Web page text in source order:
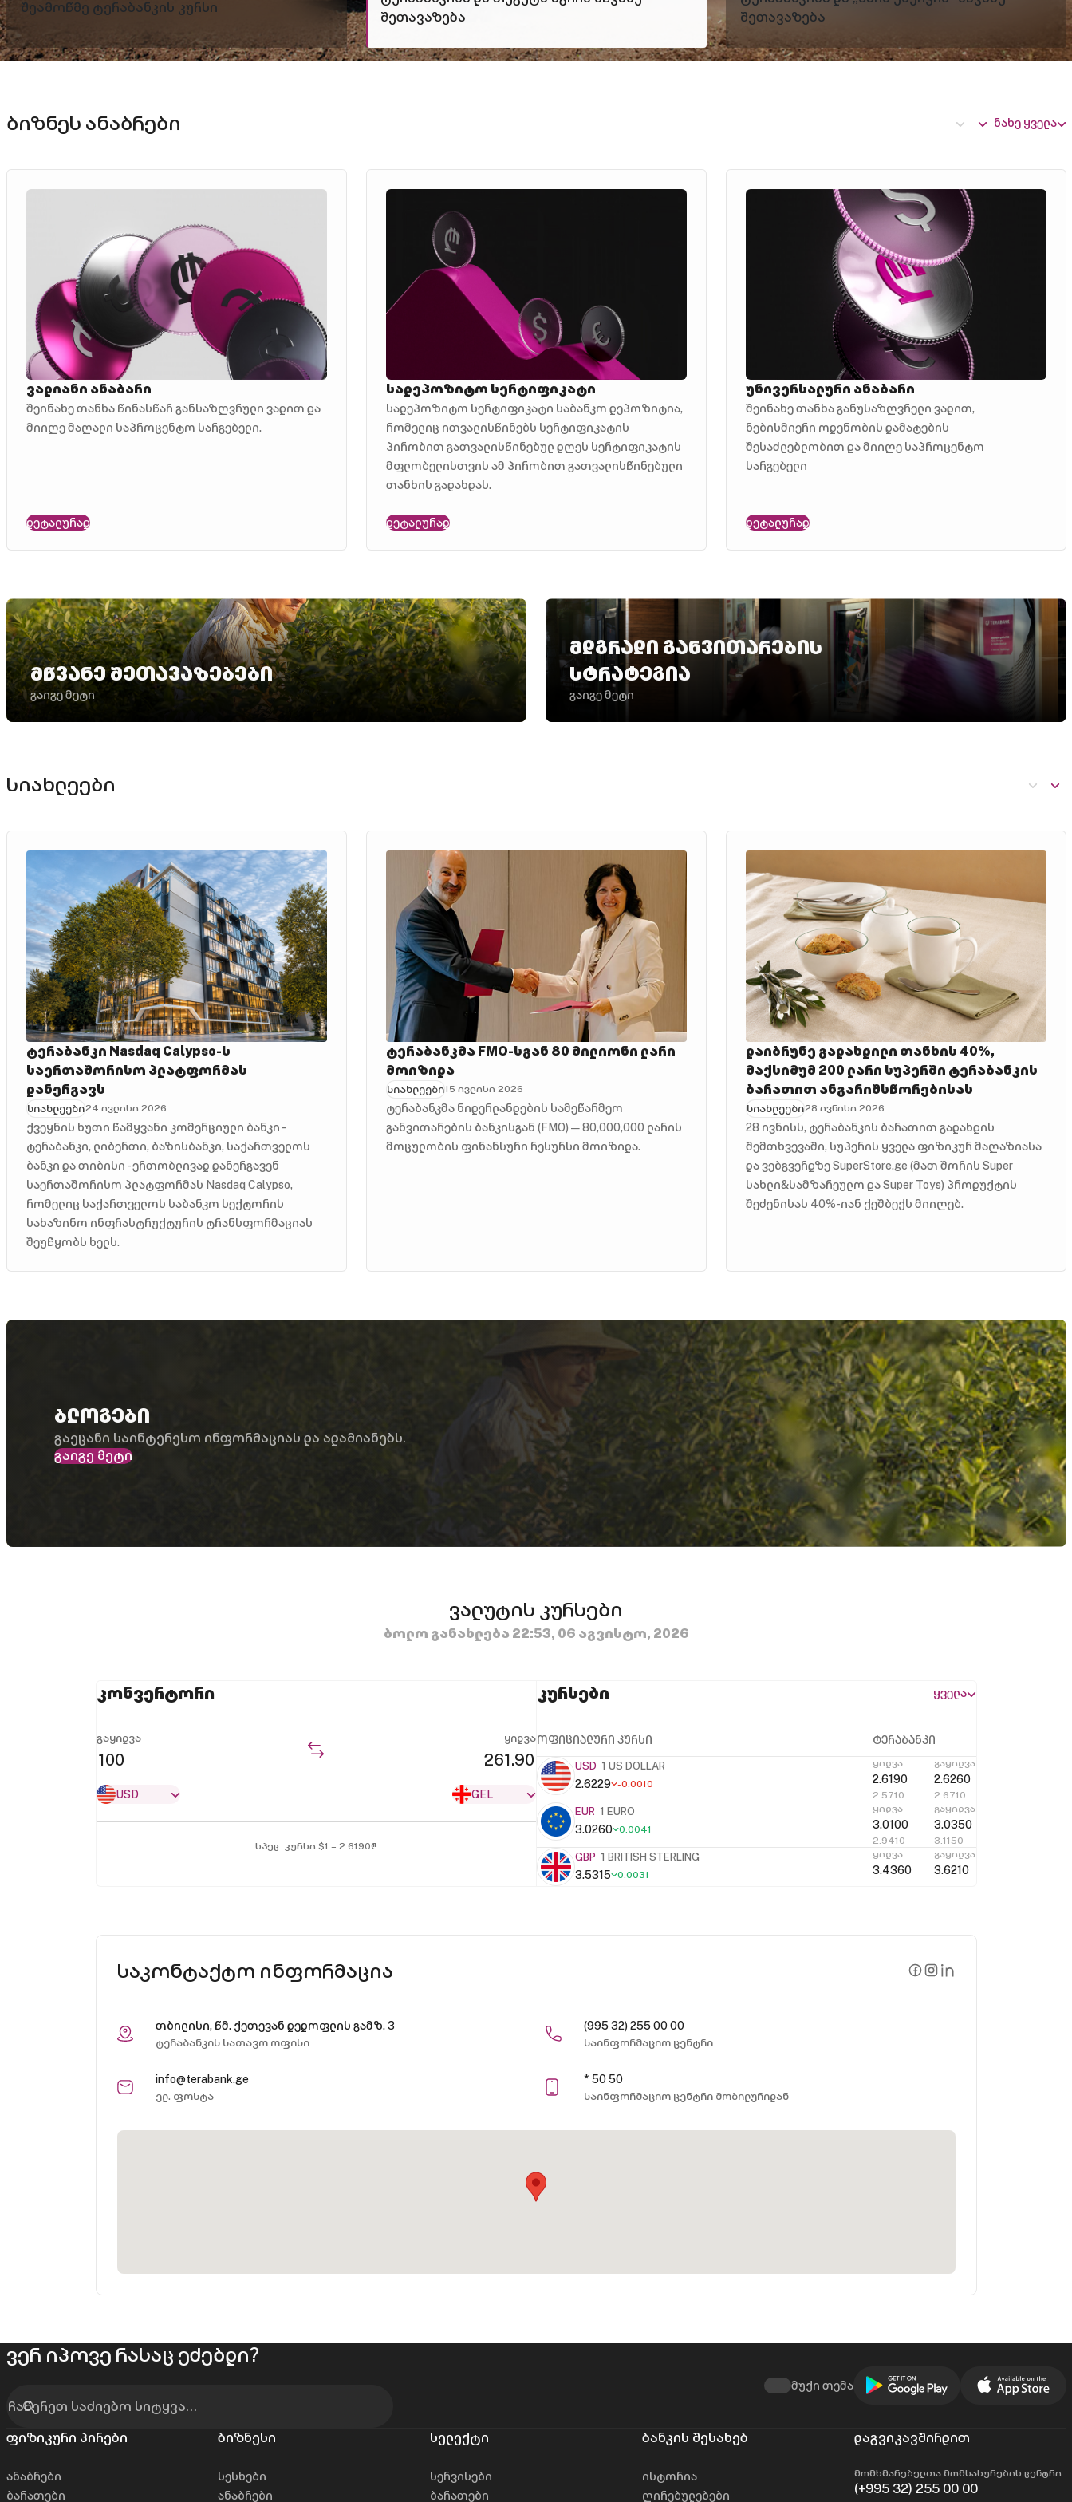
შეამოწმე ტერაბანკის კურსი
შეთავაზება
შეთავაზება
ბიზნეს ანაბრები ნახე ყველა
ვადიანი ანაბარი
შეინახე თანხა წინასწარ განსაზღვრული ვადით და
მიიღე მაღალი საპროცენტო სარგებელი.
დეტალურად
სადეპოზიტო სერტიფიკატი
სადეპოზიტო სერტიფიკატი საბანკო დეპოზიტია,
რომელიც ითვალისწინებს სერტიფიკატის
პირობით გათვალისწინებულ დღეს სერტიფიკატის
მფლობელისთვის ამ პირობით გათვალისწინებული
თანხის გადახდას.
დეტალურად
უნივერსალური ანაბარი
შეინახე თანხა განუსაზღვრელი ვადით,
ნებისმიერი ოდენობის დამატების
შესაძლებლობით და მიიღე საპროცენტო
სარგებელი
დეტალურად
მწვანე შეთავაზებები
გაიგე მეტი
მდგრადი განვითარების
სტრატეგია
გაიგე მეტი
სიახლეები
ტერაბანკი Nasdaq Calypso-ს
საერთაშორისო პლატფორმას
დანერგავს
სიახლეები24 ივლისი 2026
ქვეყნის ხუთი წამყვანი კომერციული ბანკი -
ტერაბანკი, ლიბერთი, ბაზისბანკი, საქართველოს
ბანკი და თიბისი - ერთობლივად დანერგავენ
საერთაშორისო პლატფორმას Nasdaq Calypso,
რომელიც საქართველოს საბანკო სექტორის
სახაზინო ინფრასტრუქტურის ტრანსფორმაციას
შეუწყობს ხელს.
ტერაბანკმა FMO-სგან 80 მილიონი ლარი
მოიზიდა
სიახლეები15 ივლისი 2026
ტერაბანკმა ნიდერლანდების სამეწარმეო
განვითარების ბანკისგან (FMO) — 80,000,000 ლარის
მოცულობის ფინანსური რესურსი მოიზიდა.
დაიბრუნე გადახდილი თანხის 40%,
მაქსიმუმ 200 ლარი სუპერში ტერაბანკის
ბარათით ანგარიშსწორებისას
სიახლეები28 ივნისი 2026
28 ივნისს, ტერაბანკის ბარათით გადახდის
შემთხვევაში, სუპერის ყველა ფიზიკურ მაღაზიასა
და ვებგვერდზე SuperStore.ge (მათ შორის Super
სახლი&სამზარეულო და Super Toys) პროდუქტის
შეძენისას 40%-იან ქეშბექს მიიღებ.
ბლოგები
გაეცანი საინტერესო ინფორმაციას და ადამიანებს.
გაიგე მეტი
ვალუტის კურსები
ბოლო განახლება 22:53, 06 აგვისტო, 2026
კონვერტორი
გაყიდვა
USD
ყიდვა
GEL
სპეც. კურსი $1 = 2.6190₾
კურსები ყველა
ოფიციალური კურსი ტერაბანკი
USD 1 US DOLLAR
2.6229 -0.0010
ყიდვა
2.6190
2.5710
გაყიდვა
2.6260
2.6710
EUR 1 EURO
3.0260 0.0041
ყიდვა
3.0100
2.9410
გაყიდვა
3.0350
3.1150
GBP 1 BRITISH STERLING
3.5315 0.0031
ყიდვა
3.4360
გაყიდვა
3.6210
საკონტაქტო ინფორმაცია
თბილისი, წმ. ქეთევან დედოფლის გამზ. 3
ტერაბანკის სათავო ოფისი
(995 32) 255 00 00
საინფორმაციო ცენტრი
info@terabank.ge
ელ. ფოსტა
* 50 50
საინფორმაციო ცენტრი მობილურიდან
ვერ იპოვე რასაც ეძებდი?
მუქი თემა
ფიზიკური პირები
ანაბრები
ბარათები
ბიზნესი
სესხები
ანაბრები
სელექტი
სერვისები
ბარათები
ბანკის შესახებ
ისტორია
ღირებულებები
დაგვიკავშირდით
მომხმარებელთა მომსახურების ცენტრი
(+995 32) 255 00 00